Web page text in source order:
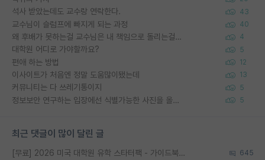
석사 받았는데도 교수랑 연락한다. 43
교수님이 슬럼프에 빠지게 되는 과정 40
왜 후배가 못하는걸 교수님은 내 책임으로 돌리는걸까요? 4
대학원 어디로 가야할까요? 5
편애 하는 방법 12
이사이트가 처음엔 정말 도움많이됐는데 13
커뮤니티는 다 쓰레기통이지 5
정보보안 연구하는 입장에선 식별가능한 사진을 올리는건 비추이긴함 5
최근 댓글이 많이 달린 글
[무료] 2026 미국 대학원 유학 스타터팩 - 가이드북 & 합격자 컨택메일 템플릿 645